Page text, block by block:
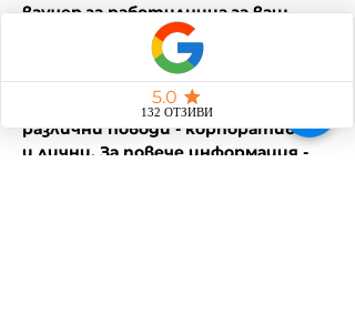
ваучер за работилница за ваш
близък може да го направите
като се свържете с нас на
0878995262 (Вайбър)
❗❗❗❗ Предлагаме частни събития за
различни поводи - корпоративни
и лични. За повече информация -